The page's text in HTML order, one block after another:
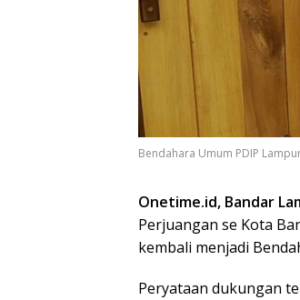
Bendahara Umum PDIP
Onetime.id, Bandar
Perjuangan se Kota
kembali menjadi
Peryataan dukungan